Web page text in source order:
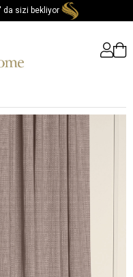
da sizi bekliyor